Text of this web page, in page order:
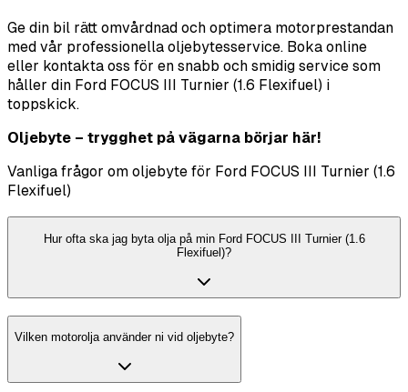
Ge din bil rätt omvårdnad och optimera motorprestandan
med vår professionella oljebytesservice. Boka online
eller kontakta oss för en snabb och smidig service som
håller din Ford FOCUS III Turnier (1.6 Flexifuel) i
toppskick.
Oljebyte – trygghet på vägarna börjar här!
Vanliga frågor om oljebyte för Ford FOCUS III Turnier (1.6
Flexifuel)
Hur ofta ska jag byta olja på min Ford FOCUS III Turnier (1.6
Flexifuel)?
Vilken motorolja använder ni vid oljebyte?